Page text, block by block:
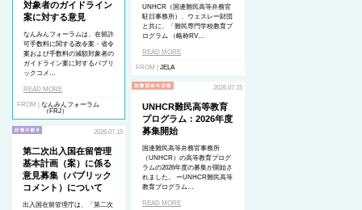
対象者のガイドライン
案に対する意見
なんみんフォーラムは、在留許
可手数料に関する政令案・省令
案および手数料の減額対象者の
ガイドライン案に対するパブリ
ックコメ…
READ MORE
FROM | なんみんフォーラム
（FRJ）
UNHCR（国連難民高等弁務官
駐日事務所）、ウェスレー財団
と共に、「難民専門学校教育プ
ログラム （略称RV…
READ MORE
FROM | JELA
2026.07.15
UNHCR難民高等教育
プログラム：2026年度
募集開始
国連難民高等弁務官事務所
（UNHCR）の高等教育プログ
ラムの2026年度の募集が開始さ
れました。 ーUNHCR難民高等
教育プログラム…
READ MORE
2026.07.15
第二次出入国在留管理
基本計画（案）に係る
意見募集（パブリック
コメント）について
出入国在留管理庁は、「第二次